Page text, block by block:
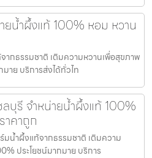
น้ำผึ้งแท้ 100% หอม หวาน
กธรรมชาติ เติมความหวานเพื่อสุขภาพ
าย บริการส่งได้ทั่วไท
บุรี จำหน่ายน้ำผึ้งแท้ 100%
คาถูก
น้ำผึ้งแท้จากธรรมชาติ เติมความ
ประโยชน์มากมาย บริการ